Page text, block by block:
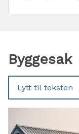
Byggesak
Lytt til teksten